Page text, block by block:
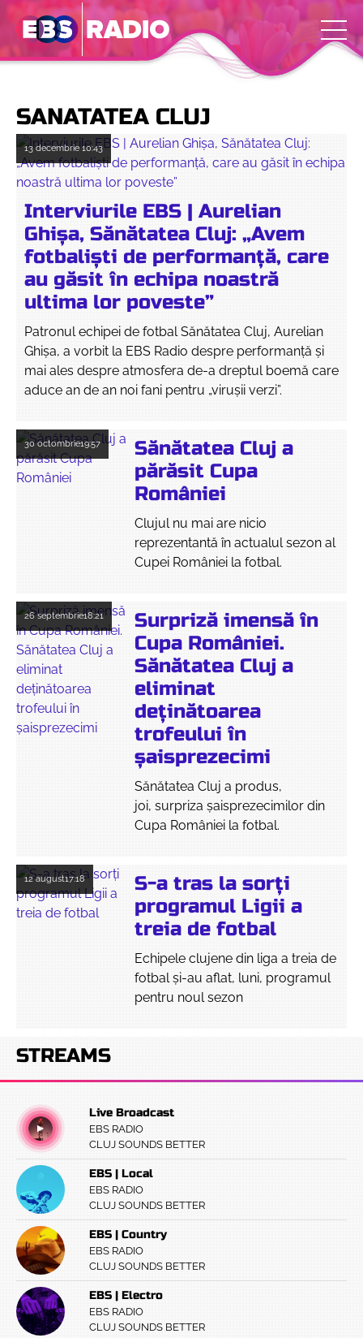
SANATATEA CLUJ
13 decembrie10:43
Interviurile EBS | Aurelian
Ghișa, Sănătatea Cluj: „Avem
fotbaliști de performanță, care
au găsit în echipa noastră
ultima lor poveste”
Patronul echipei de fotbal Sănătatea Cluj, Aurelian
Ghișa, a vorbit la EBS Radio despre performanță și
mai ales despre atmosfera de-a dreptul boemă care
aduce an de an noi fani pentru „virușii verzi”.
30 octombrie19:57
Sănătatea Cluj a
părăsit Cupa
României
Clujul nu mai are nicio
reprezentantă în actualul sezon al
Cupei României la fotbal.
26 septembrie18:21
Surpriză imensă în
Cupa României.
Sănătatea Cluj a
eliminat
deținătoarea
trofeului în
șaisprezecimi
Sănătatea Cluj a produs,
joi, surpriza șaisprezecimilor din
Cupa României la fotbal.
12 august17:18
S-a tras la sorți
programul Ligii a
treia de fotbal
Echipele clujene din liga a treia de
fotbal și-au aflat, luni, programul
pentru noul sezon
STREAMS
Live Broadcast
EBS RADIO
CLUJ SOUNDS BETTER
EBS | Local
EBS RADIO
CLUJ SOUNDS BETTER
EBS | Country
EBS RADIO
CLUJ SOUNDS BETTER
EBS | Electro
EBS RADIO
CLUJ SOUNDS BETTER